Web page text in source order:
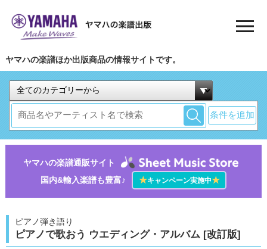
ヤマハの楽譜ほか出版商品の情報サイトです。
条件を追加
ヤマハの楽譜通販サイト
国内&輸入楽譜も豊富♪
★キャンペーン実施中★
ピアノ弾き語り
ピアノで歌おう ウエディング・アルバム [改訂版]